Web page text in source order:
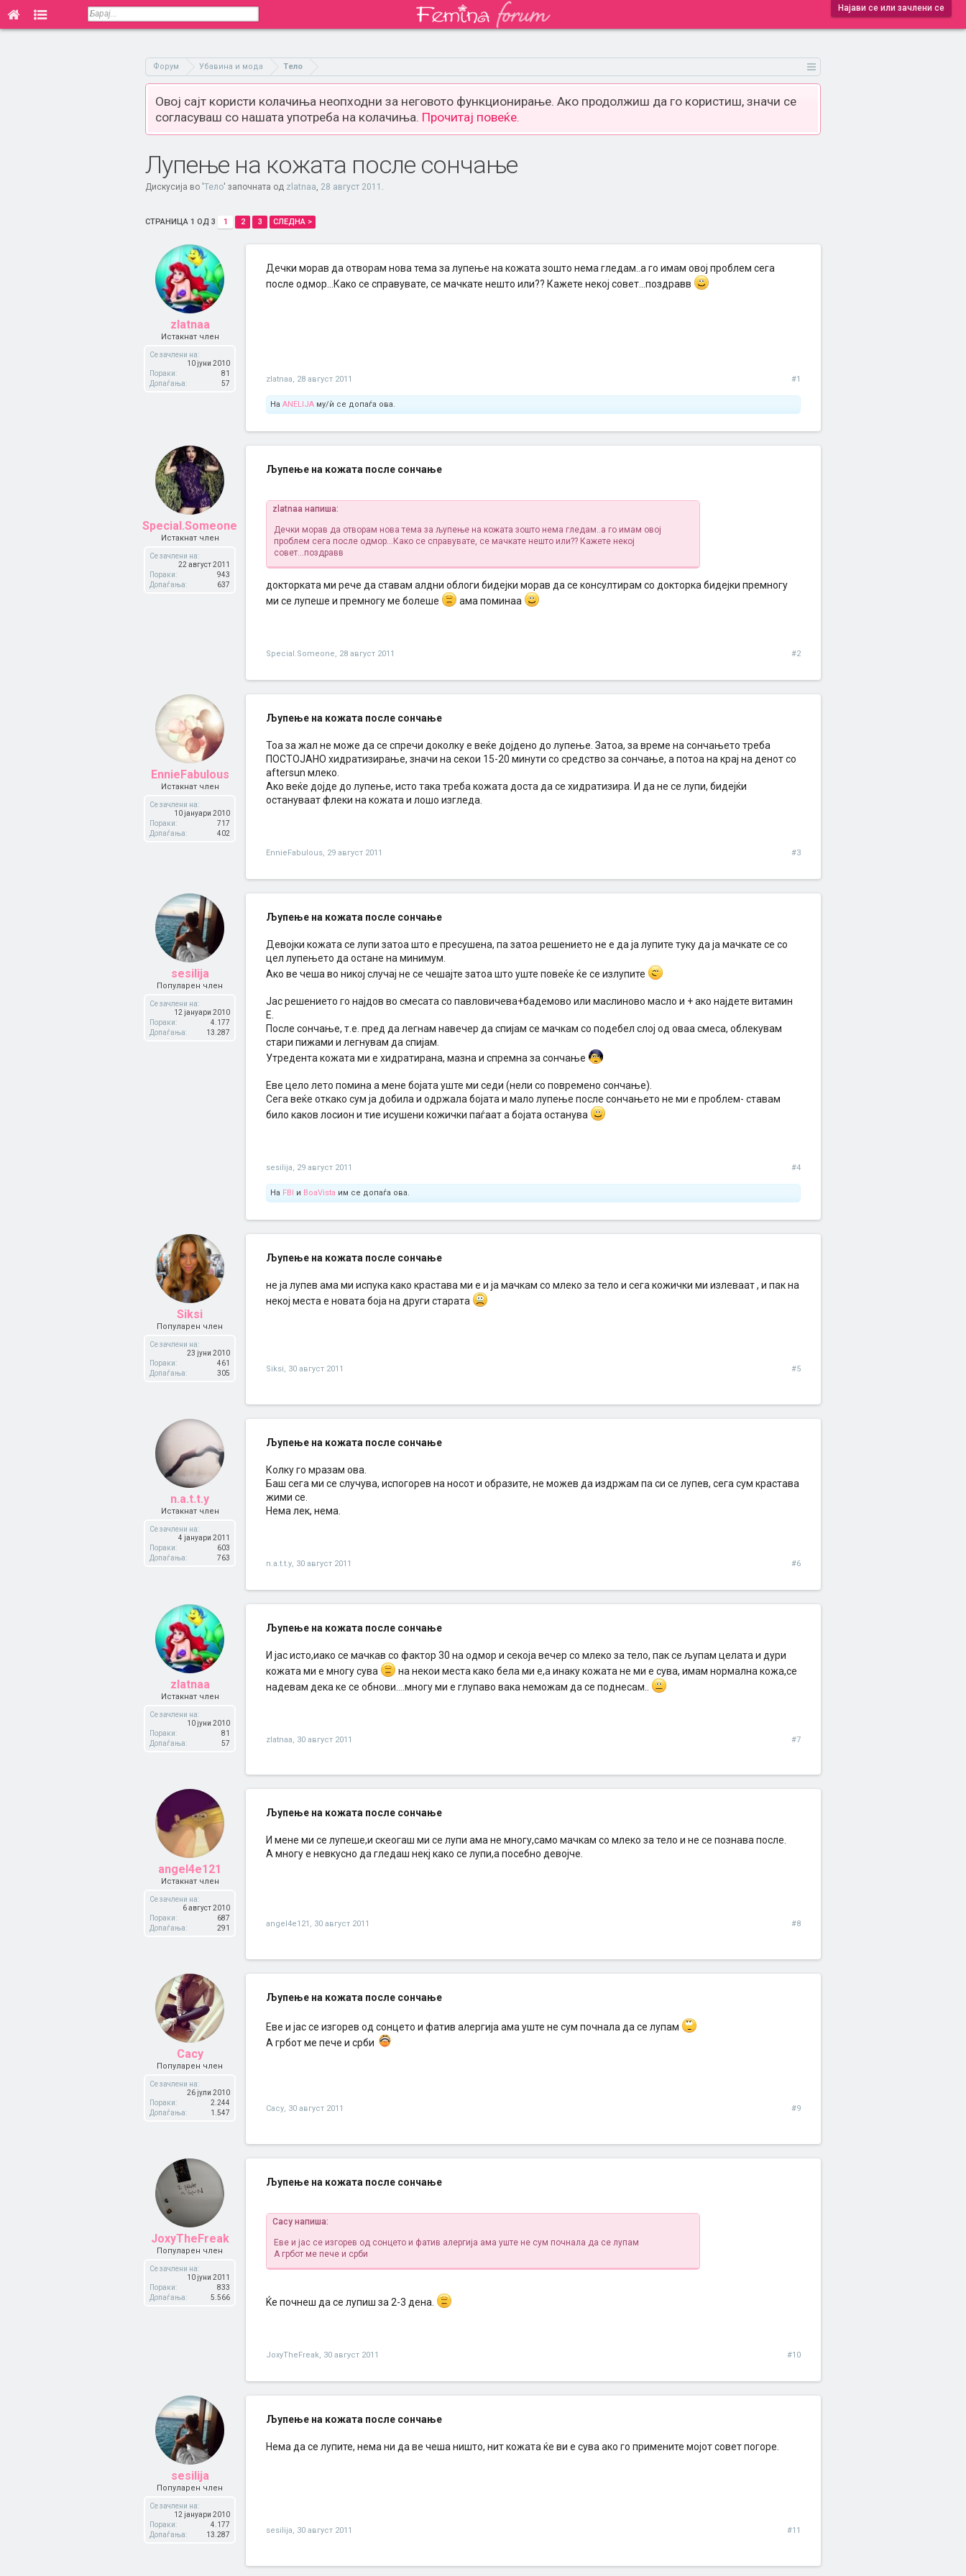
Најави се или зачлени се
Форум Убавина и мода Тело
Овој сајт користи колачиња неопходни за неговото функционирање. Ако продолжиш да го користиш, значи се
согласуваш со нашата употреба на колачиња. Прочитај повеќе.
Лупење на кожата после сончање
Дискусија во 'Тело' започната од zlatnaa, 28 август 2011 .
СТРАНИЦА 1 ОД 3 1 2 3 СЛЕДНА >
zlatnaa
Истакнат член
Се зачлени на:
10 јуни 2010
Пораки:
81
Допаѓања:
57
Дечки морав да отворам нова тема за лупење на кожата зошто нема гледам..а го имам овој проблем сега
после одмор...Како се справувате, се мачкате нешто или?? Кажете некој совет...поздравв
zlatnaa, 28 август 2011 #1
На ANELIJA му/ѝ се допаѓа ова.
Special.Someone
Истакнат член
Се зачлени на:
22 август 2011
Пораки:
943
Допаѓања:
637
Љупење на кожата после сончање
zlatnaa напиша:
Дечки морав да отворам нова тема за љупење на кожата зошто нема гледам..а го имам овој
проблем сега после одмор...Како се справувате, се мачкате нешто или?? Кажете некој
совет...поздравв
докторката ми рече да ставам алдни облоги бидејки морав да се консултирам со докторка бидејки премногу
ми се лупеше и премногу ме болеше
ама поминаа
Special.Someone, 28 август 2011 #2
EnnieFabulous
Истакнат член
Се зачлени на:
10 јануари 2010
Пораки:
717
Допаѓања:
402
Љупење на кожата после сончање
Тоа за жал не може да се спречи доколку е веќе дојдено до лупење. Затоа, за време на сончањето треба
ПОСТОЈАНО хидратизирање, значи на секои 15-20 минути со средство за сончање, а потоа на крај на денот со
aftersun млеко.
Ако веќе дојде до лупење, исто така треба кожата доста да се хидратизира. И да не се лупи, бидејќи
остануваат флеки на кожата и лошо изгледа.
EnnieFabulous, 29 август 2011 #3
sesilija
Популарен член
Се зачлени на:
12 јануари 2010
Пораки:
4.177
Допаѓања:
13.287
Љупење на кожата после сончање
Девојки кожата се лупи затоа што е пресушена, па затоа решението не е да ја лупите туку да ја мачкате се со
цел лупењето да остане на минимум.
Ако ве чеша во никој случај не се чешајте затоа што уште повеќе ќе се излупите
Јас решението го најдов во смесата со павловичева+бадемово или маслиново масло и + ако најдете витамин
Е.
После сончање, т.е. пред да легнам навечер да спијам се мачкам со подебел слој од оваа смеса, облекувам
стари пижами и легнувам да спијам.
Утредента кожата ми е хидратирана, мазна и спремна за сончање
Еве цело лето помина а мене бојата уште ми седи (нели со повремено сончање).
Сега веќе откако сум ја добила и одржала бојата и мало лупење после сончањето не ми е проблем- ставам
било каков лосион и тие исушени кожички паѓаат а бојата останува
sesilija, 29 август 2011 #4
На FBI и BoaVista им се допаѓа ова.
Siksi
Популарен член
Се зачлени на:
23 јуни 2010
Пораки:
461
Допаѓања:
305
Љупење на кожата после сончање
не ја лупев ама ми испука како крастава ми е и ја мачкам со млеко за тело и сега кожички ми излеваат , и пак на
некој места е новата боја на други старата
Siksi, 30 август 2011 #5
n.a.t.t.y
Истакнат член
Се зачлени на:
4 јануари 2011
Пораки:
603
Допаѓања:
763
Љупење на кожата после сончање
Колку го мразам ова.
Баш сега ми се случува, испогорев на носот и образите, не можев да издржам па си се лупев, сега сум крастава
жими се.
Нема лек, нема.
n.a.t.t.y, 30 август 2011 #6
zlatnaa
Истакнат член
Се зачлени на:
10 јуни 2010
Пораки:
81
Допаѓања:
57
Љупење на кожата после сончање
И јас исто,иако се мачкав со фактор 30 на одмор и секоја вечер со млеко за тело, пак се љупам целата и дури
кожата ми е многу сува
на некои места како бела ми е,а инаку кожата не ми е сува, имам нормална кожа,се
надевам дека ке се обнови....многу ми е глупаво вака неможам да се поднесам..
zlatnaa, 30 август 2011 #7
angel4e121
Истакнат член
Се зачлени на:
6 август 2010
Пораки:
687
Допаѓања:
291
Љупење на кожата после сончање
И мене ми се лупеше,и скеогаш ми се лупи ама не многу,само мачкам со млеко за тело и не се познава после.
А многу е невкусно да гледаш некј како се лупи,а посебно девојче.
angel4e121 , 30 август 2011 #8
Cacy
Популарен член
Се зачлени на:
26 јули 2010
Пораки:
2.244
Допаѓања:
1.547
Љупење на кожата после сончање
Еве и јас се изгорев од сонцето и фатив алергија ама уште не сум почнала да се лупам
А грбот ме пече и срби
Cacy, 30 август 2011 #9
JoxyTheFreak
Популарен член
Се зачлени на:
10 јуни 2011
Пораки:
833
Допаѓања:
5.566
Љупење на кожата после сончање
Cacy напиша:
Еве и јас се изгорев од сонцето и фатив алергија ама уште не сум почнала да се лупам
А грбот ме пече и срби
Ќе почнеш да се лупиш за 2-3 дена.
JoxyTheFreak, 30 август 2011 #10
sesilija
Популарен член
Се зачлени на:
12 јануари 2010
Пораки:
4.177
Допаѓања:
13.287
Љупење на кожата после сончање
Нема да се лупите, нема ни да ве чеша ништо, нит кожата ќе ви е сува ако го примените мојот совет погоре.
sesilija, 30 август 2011 #11